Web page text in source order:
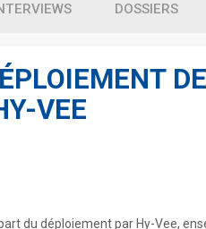
DOSSIERS
DE
VEE
du déploiement par Hy-Vee,